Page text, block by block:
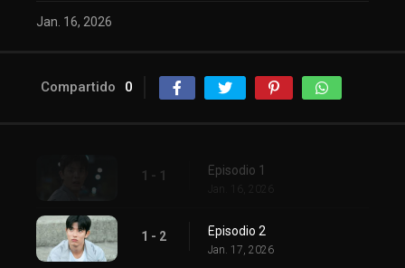
Jan. 16, 2026
Compartido 0
1 - 1 Episodio 1
Jan. 16, 2026
1 - 2 Episodio 2
Jan. 17, 2026